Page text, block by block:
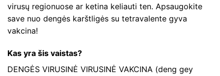
virusų regionuose ar ketina keliauti ten. Apsaugokite
save nuo dengės karštligės su tetravalente gyva
vakcina!
Kas yra šis vaistas?
DENGĖS VIRUSINĖ VIRUSINĖ VAKCINA (deng gey